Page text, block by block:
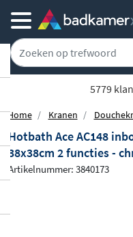
5779
Home Kranen
Hotbath Ace AC148
38x38cm 2 functies -
Artikelnummer: 3840173